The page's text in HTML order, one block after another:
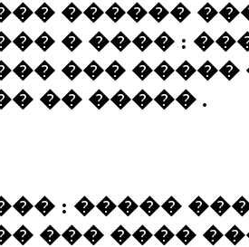
������
� ���� :
��� �����
�� ����� .
: �����
��� ����